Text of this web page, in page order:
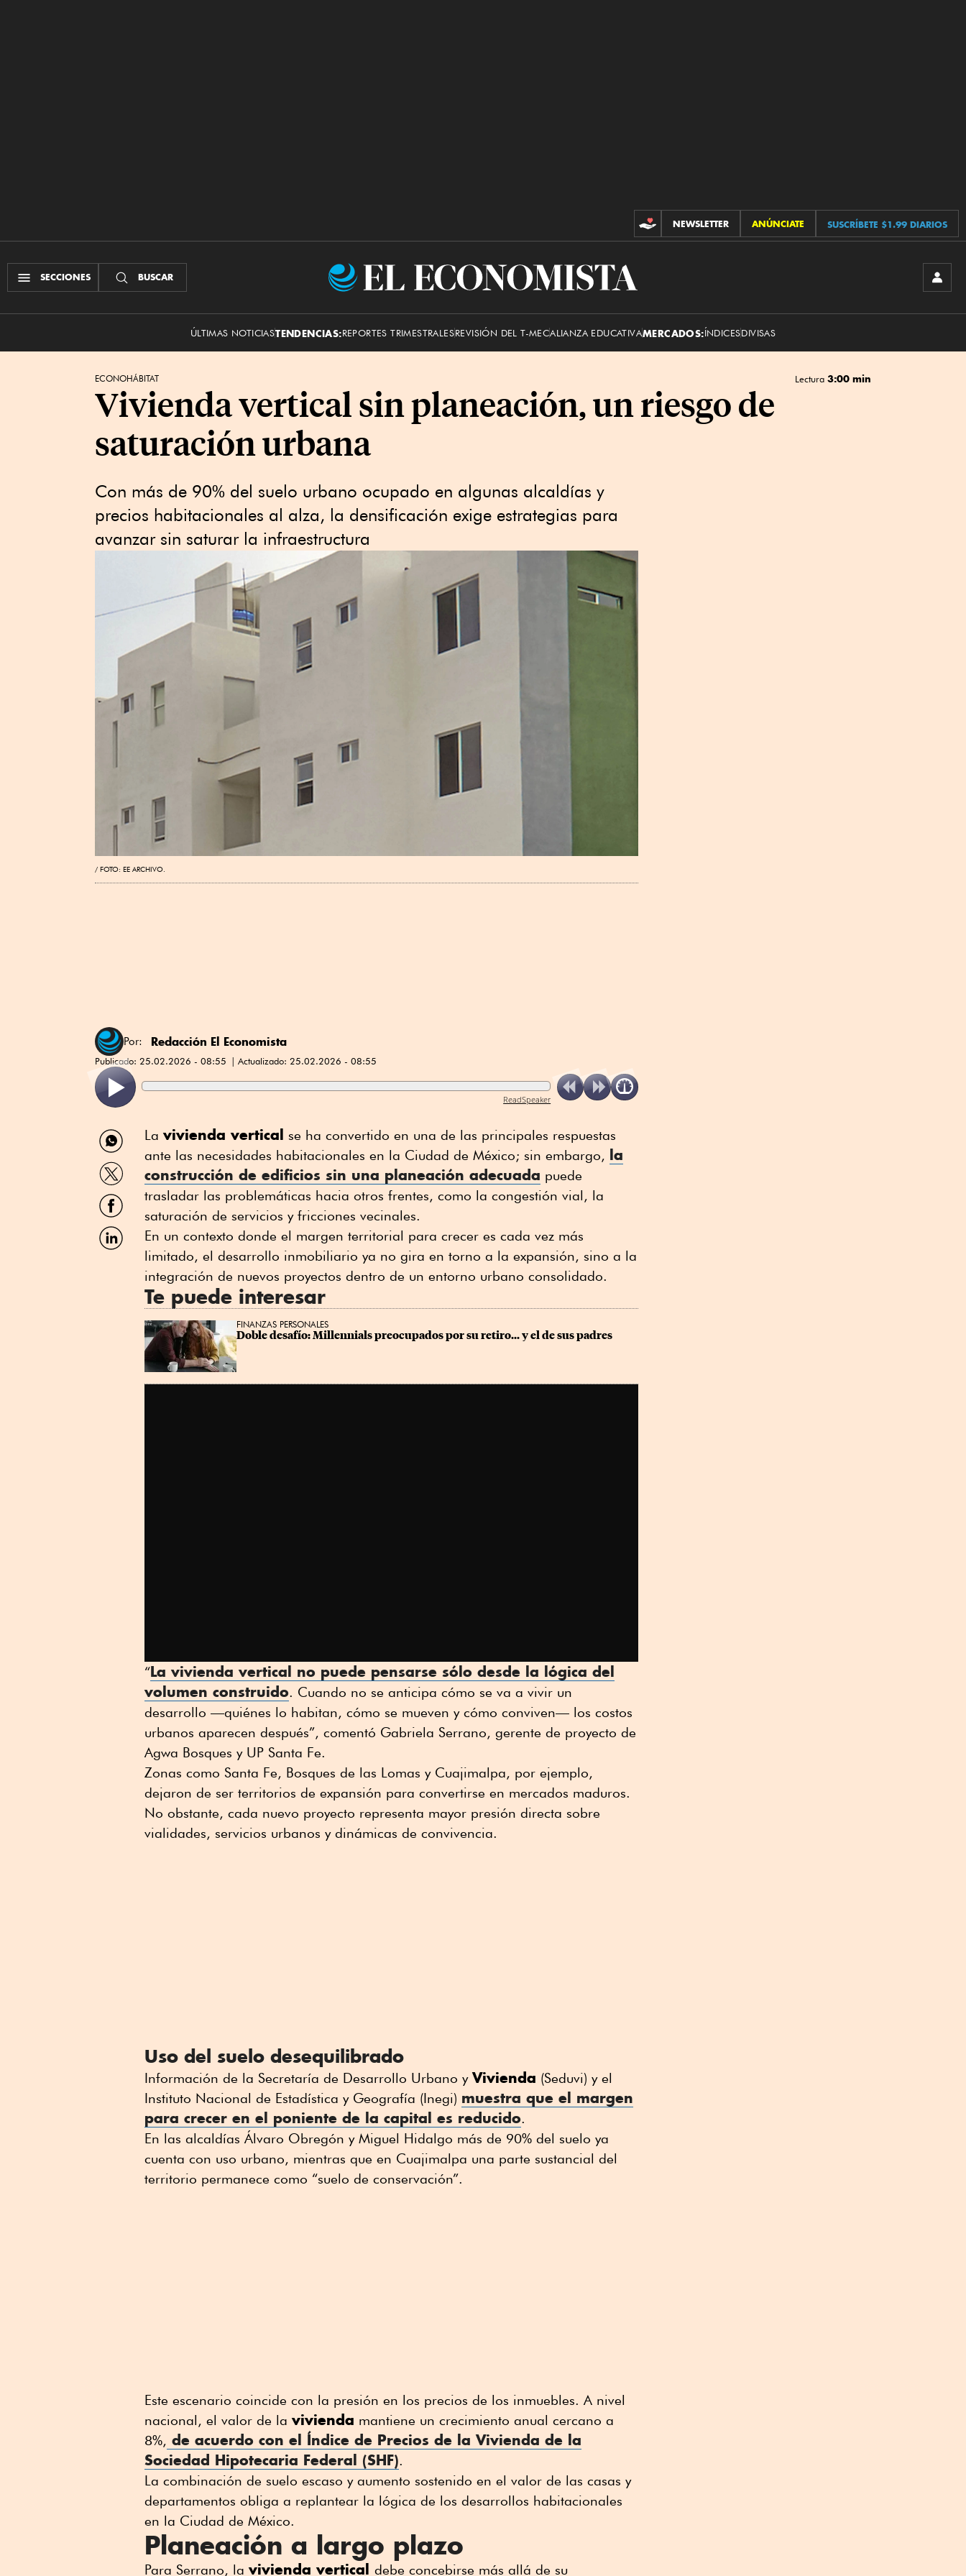
CONTRIBUCIONES
NEWSLETTER ANÚNCIATE SUSCRÍBETE $1.99 DIARIOS
SECCIONES BUSCAR
El
ÚLTIMAS NOTICIASTENDENCIAS:REPORTES TRIMESTRALESREVISIÓN DEL T-MECALIANZA EDUCATIVAMERCADOS:ÍNDICESDIVISAS
ECONOHÁBITAT Lectura 3:00 min
Vivienda vertical sin planeación, un riesgo de
saturación urbana
Con más de 90% del suelo urbano ocupado en algunas alcaldías y
precios habitacionales al alza, la densificación exige estrategias para
avanzar sin saturar la infraestructura
FOTO: EE ARCHIVO.
Por: Redacción El Economista
Publicado: 25.02.2026 - 08:55 Actualizado: 25.02.2026 - 08:55
ReadSpeaker
Compartir
por
WhatsApp
Compartir
por
Twitter
Compartir
por
Facebook
Compartir
por
La vivienda vertical se ha convertido en una de las principales respuestas
ante las necesidades habitacionales en la Ciudad de México; sin embargo, la
construcción de edificios sin una planeación adecuada puede
trasladar las problemáticas hacia otros frentes, como la congestión vial, la
saturación de servicios y fricciones vecinales.
En un contexto donde el margen territorial para crecer es cada vez más
limitado, el desarrollo inmobiliario ya no gira en torno a la expansión, sino a la
integración de nuevos proyectos dentro de un entorno urbano consolidado.
Te puede interesar
FINANZAS PERSONALES
Doble desafío: Millennials preocupados por su retiro... y el de sus padres
“La vivienda vertical no puede pensarse sólo desde la lógica del
volumen construido. Cuando no se anticipa cómo se va a vivir un
desarrollo —quiénes lo habitan, cómo se mueven y cómo conviven— los costos
urbanos aparecen después”, comentó Gabriela Serrano, gerente de proyecto de
Agwa Bosques y UP Santa Fe.
Zonas como Santa Fe, Bosques de las Lomas y Cuajimalpa, por ejemplo,
dejaron de ser territorios de expansión para convertirse en mercados maduros.
No obstante, cada nuevo proyecto representa mayor presión directa sobre
vialidades, servicios urbanos y dinámicas de convivencia.
Uso del suelo desequilibrado
Información de la Secretaría de Desarrollo Urbano yVivienda (Seduvi) y el
Instituto Nacional de Estadística y Geografía (Inegi) muestra que el margen
para crecer en el poniente de la capital es reducido.
En las alcaldías Álvaro Obregón y Miguel Hidalgo más de 90% del suelo ya
cuenta con uso urbano, mientras que en Cuajimalpa una parte sustancial del
territorio permanece como “suelo de conservación”.
Este escenario coincide con la presión en los precios de los inmuebles. A nivel
nacional, el valor de la vivienda mantiene un crecimiento anual cercano a
8%, de acuerdo con el Índice de Precios de la Vivienda de la
Sociedad Hipotecaria Federal (SHF).
La combinación de suelo escaso y aumento sostenido en el valor de las casas y
departamentos obliga a replantear la lógica de los desarrollos habitacionales
en la Ciudad de México.
Planeación a largo plazo
Para Serrano, la vivienda vertical debe concebirse más allá de su